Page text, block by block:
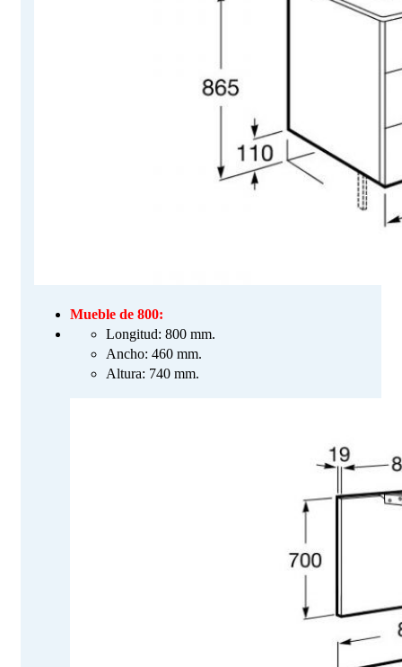
Mueble de 800:
Longitud: 800 mm.
Ancho: 460 mm.
Altura: 740 mm.